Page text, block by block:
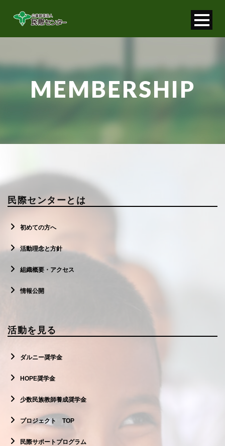
個人情報保護について
FAQ
MEMBERSHIP
民際センターとは
初めての方へ
活動理念と方針
組織概要・アクセス
情報公開
活動を見る
ダルニー奨学金
HOPE奨学金
少数民族教師養成奨学金
プロジェクト TOP
民際サポートプログラム